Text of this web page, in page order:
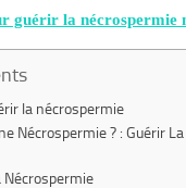
guérir la nécrospermie
la nécrospermie
Nécrospermie ? : Guérir
Nécrospermie